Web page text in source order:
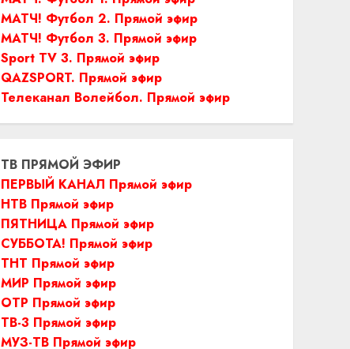
МАТЧ! Футбол 2. Прямой эфир
МАТЧ! Футбол 3. Прямой эфир
Sport TV 3. Прямой эфир
QAZSPORT. Прямой эфир
Телеканал Волейбол. Прямой эфир
ТВ ПРЯМОЙ ЭФИР
ПЕРВЫЙ КАНАЛ Прямой эфир
НТВ Прямой эфир
ПЯТНИЦА Прямой эфир
СУББОТА! Прямой эфир
ТНТ Прямой эфир
МИР Прямой эфир
ОТР Прямой эфир
ТВ-3 Прямой эфир
МУЗ-ТВ Прямой эфир